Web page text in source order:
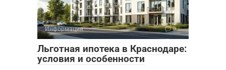
Информация 0
Льготная ипотека в Краснодаре:
условия и особенности